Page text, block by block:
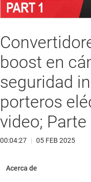
boost en
seguridad
porteros
video; Parte
00:04:27 | 05 FEB 2025